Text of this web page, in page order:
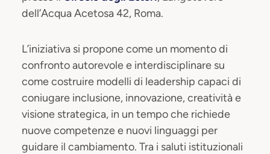
dell’Acqua Acetosa 42, Roma.
L’iniziativa si propone come un momento di
confronto autorevole e interdisciplinare su
come costruire modelli di leadership capaci di
coniugare inclusione, innovazione, creatività e
visione strategica, in un tempo che richiede
nuove competenze e nuovi linguaggi per
guidare il cambiamento. Tra i saluti istituzionali